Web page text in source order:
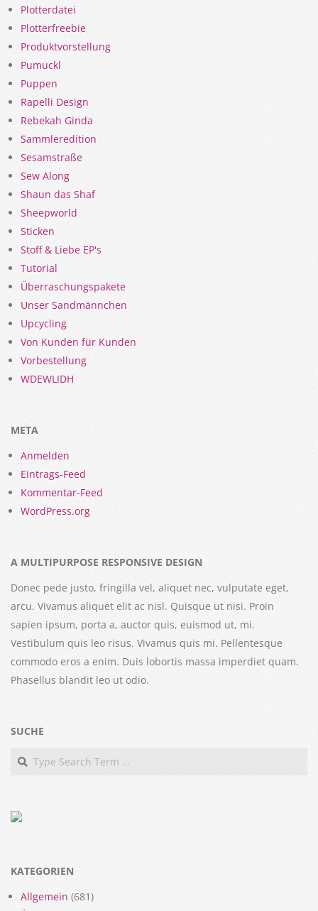
Plotterdatei
Plotterfreebie
Produktvorstellung
Pumuckl
Puppen
Rapelli Design
Rebekah Ginda
Sammleredition
Sesamstraße
Sew Along
Shaun das Shaf
Sheepworld
Sticken
Stoff & Liebe EP's
Tutorial
Überraschungspakete
Unser Sandmännchen
Upcycling
Von Kunden für Kunden
Vorbestellung
WDEWLIDH
META
Anmelden
Eintrags-Feed
Kommentar-Feed
WordPress.org
A MULTIPURPOSE RESPONSIVE DESIGN
Donec pede justo, fringilla vel, aliquet nec, vulputate eget,
arcu. Vivamus aliquet elit ac nisl. Quisque ut nisi. Proin
sapien ipsum, porta a, auctor quis, euismod ut, mi.
Vestibulum quis leo risus. Vivamus quis mi. Pellentesque
commodo eros a enim. Duis lobortis massa imperdiet quam.
Phasellus blandit leo ut odio.
SUCHE
Search
KATEGORIEN
Allgemein (681)